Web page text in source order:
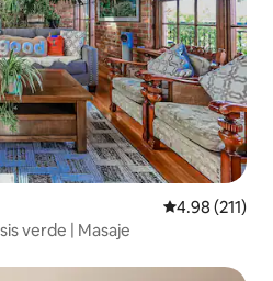
Calificación
4.98 (211)
verde | Masaje